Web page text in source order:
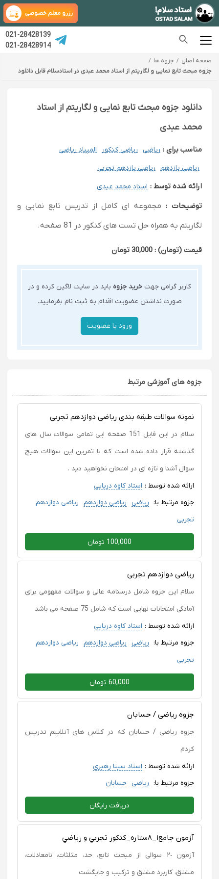
رزرو معلم خصوصی
021-28428139
021-28428914
صفحه اصلی
جزوه ها
جزوه مبحث تابع نمایی و لگاریتم از استاد محمد عبدی در استادسلام قابل دانلود
دانلود جزوه مبحث تابع نمایی و لگاریتم از استاد
محمد عبدی
مناسب برای : ریاضی ریاضی کنکور المپیاد ریاضی
ریاضی یازدهم ریاضی یازدهم تجربی
ارائه شده توسط : استاد محمد عبدی
توضیحات :مجموعه ای کامل از تدریس تابع نمایی و
لگاریتم به همراه حل تست های کنکور در 81 صفحه.
قیمت (تومان) : 30,000 تومان
کاربر گرامی جهت خرید جزوه باید در سایت لاگین کرده و در
صورت نداشتن عضویت اقدام به ثبت نام بفرمایید.
جزوه های آموزشی مرتبط
نمونه سوالات طبقه بندی ریاضی دوازدهم تجربی
سلام در این فایل 151 صفحه ایی تمامی سوالات سال های
گذشته قرار داده شده است که با تمرین این سوالات هیچ
سوال آشنا و تازه ای در امتحان نخواهید دید .
ارائه شده توسط : استاد کاوه دریایی
جزوه مرتبط با: ریاضی ریاضی دوازدهم ریاضی دوازدهم
تجربی
100,000 تومان
ریاضی دوازدهم تجربی
سلام این جزوه شامل درسنامه عالی و سوالات مفهومی برای
آمادگی امتحانات نهایی است که شامل 75 صفحه می باشد
ارائه شده توسط : استاد کاوه دریایی
جزوه مرتبط با: ریاضی ریاضی دوازدهم ریاضی دوازدهم
تجربی
60,000 تومان
جزوه ریاضی / حسابان
جزوه ریاضی / حسابان که در کلاس های آنلاینم تدریس
کردم
ارائه شده توسط : استاد سینا رهبری
جزوه مرتبط با: ریاضی حسابان
دریافت رایگان
آزمون جامع١_٨ستاره_كنكور تجربي و رياضي
آزمون ٢٠ سوالی از مبحث تابع، حد، مثلثات، نامعادلات،
مشتق، کاربرد مشتق و ترکیب و جایگشت